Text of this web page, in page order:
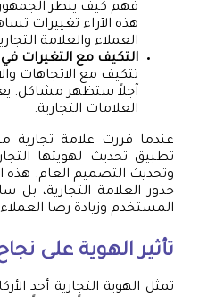
فهم كيف ينظر
هذه الآراء تغييرات
العملاء والعلامة
التكيف مع التغيرات
تتكيف مع الاتجاهات
آجلاً ستظهر مشاكل.
العلامات التجارية.
عندما قررت علامة تجارية
تطبيق تحديث لهويتها
وتحديث التصميم العام. هذه
جذور العلامة التجارية،
المستخدم وزيادة رضا
تأثير الهوية على
تمثل الهوية التجارية أحد